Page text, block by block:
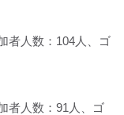
者人数：104人、ゴ
者人数：91人、ゴ